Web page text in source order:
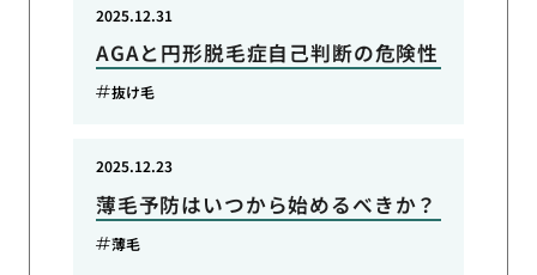
AGAと円形脱毛症自己判断の危険性
2025.12.31
抜け毛
薄毛予防はいつから始めるべきか？
2025.12.23
薄毛